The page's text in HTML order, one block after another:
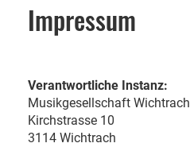
Impressum
Verantwortliche Instanz:
Musikgesellschaft Wichtrach
Kirchstrasse 10
3114 Wichtrach